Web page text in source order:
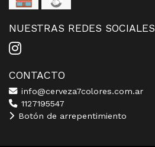
NUESTRAS REDES SOCIALES
CONTACTO
info@cerveza7colores.com.ar
1127195547
Botón de arrepentimiento